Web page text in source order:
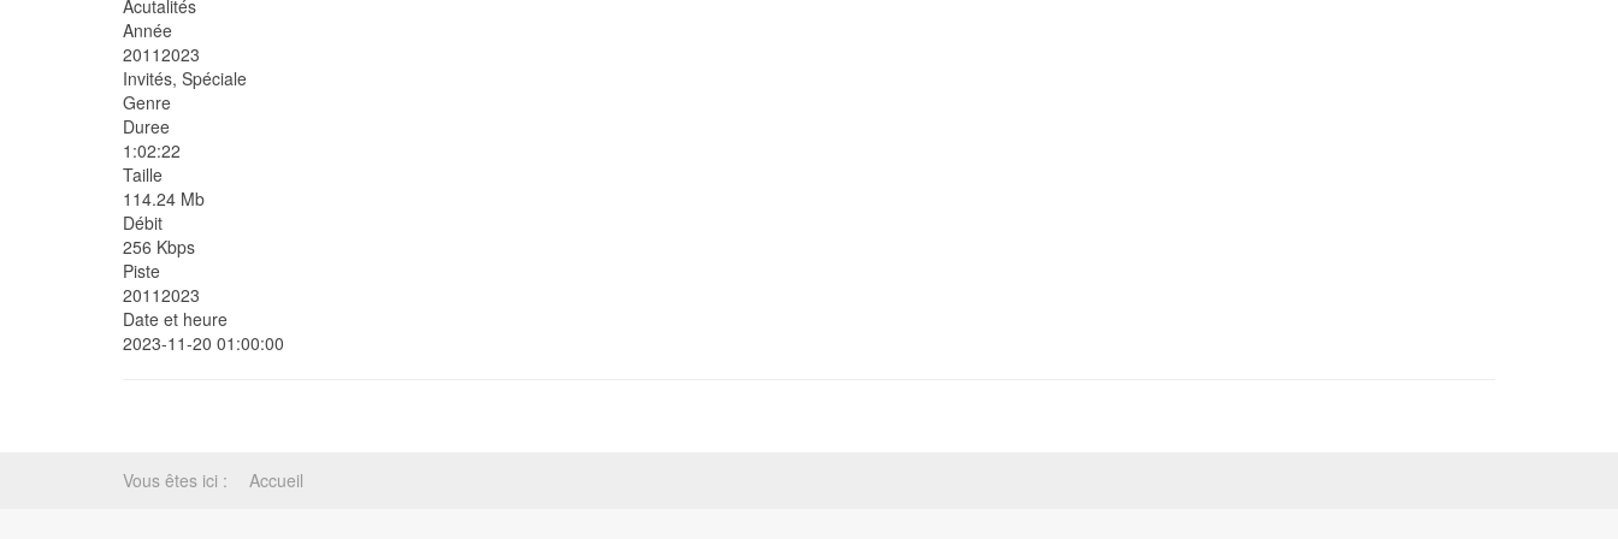
Acutalités
Année
20112023
Invités, Spéciale
Genre
Duree
1:02:22
Taille
114.24 Mb
Débit
256 Kbps
Piste
20112023
Date et heure
2023-11-20 01:00:00
Vous êtes ici : Accueil